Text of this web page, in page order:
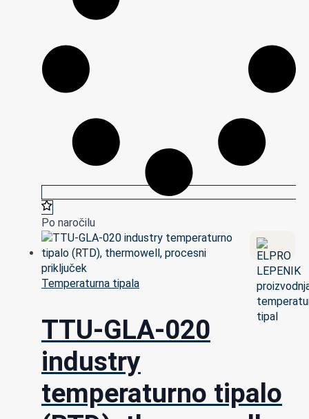
Po naročilu
Temperaturna tipala
TTU-GLA-020
industry
temperaturno tipalo